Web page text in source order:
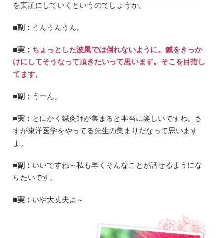
を実証にしていくというのでしょうか。
■副： うんうんうん。
■実： ちょっとした波風では倒れないように。鍼をきっか
けにしてそうなって頂きたいって思います。そこを目指し
てます。
■副： うーん。
■実： とにかく鍼灸師が集まると本当に楽しいですね。さ
すが東洋医学をやってる先生の集まりだなって思います
よ。
■副： いいですね～私も早くそんなことが話せるようにな
りたいです。
■実： いや大丈夫よ～